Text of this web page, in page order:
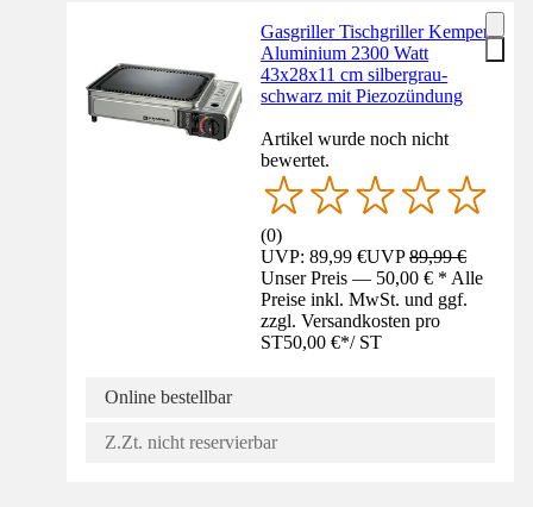
Gasgriller Tischgriller Kemper
Aluminium 2300 Watt
43x28x11 cm silbergrau-
schwarz mit Piezozündung
Artikel wurde noch nicht
bewertet.
(0)
UVP: 89,99 €UVP89,99 €
Unser Preis — 50,00 € * Alle
Preise inkl. MwSt. und ggf.
zzgl. Versandkosten pro
ST50,00 €*/ ST
Online bestellbar
Z.Zt. nicht reservierbar